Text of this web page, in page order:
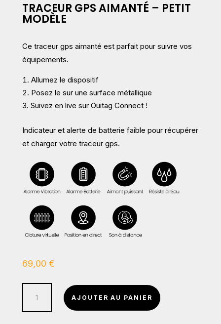
TRACEUR GPS AIMANTÉ – PETIT
MODÈLE
Ce traceur gps aimanté est parfait pour suivre vos
équipements.
Allumez le dispositif
Posez le sur une surface métallique
Suivez en live sur Ouitag Connect !
Indicateur et alerte de batterie faible pour récupérer
et charger votre traceur gps.
69,00 €
AJOUTER AU PANIER